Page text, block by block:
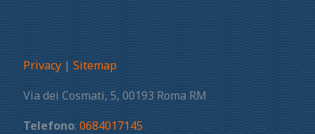
Privacy | Sitemap
Via dei Cosmati, 5, 00193 Roma RM
Telefono: 0684017145